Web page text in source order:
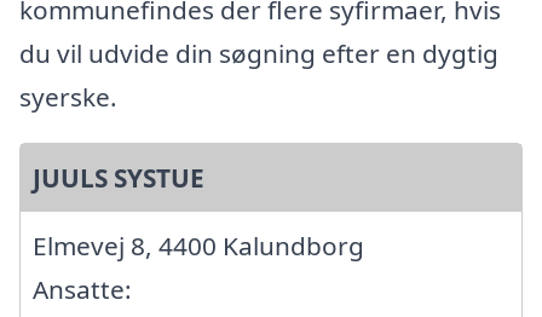
kommunefindes der flere syfirmaer, hvis
du vil udvide din søgning efter en dygtig
syerske.
JUULS SYSTUE
Elmevej 8, 4400 Kalundborg
Ansatte: